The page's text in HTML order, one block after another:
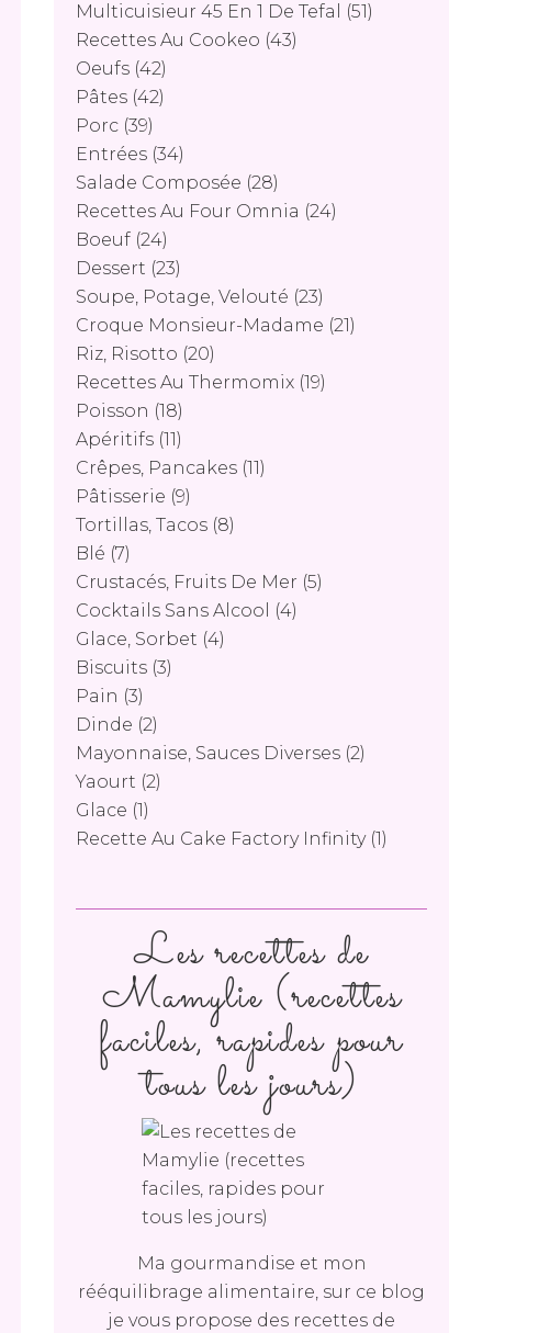
Multicuisieur 45 En 1 De Tefal
(51)
Recettes Au Cookeo (43)
Oeufs (42)
Pâtes (42)
Porc (39)
Entrées (34)
Salade Composée (28)
Recettes Au Four Omnia (24)
Boeuf (24)
Dessert (23)
Soupe, Potage, Velouté (23)
Croque Monsieur-Madame (21)
Riz, Risotto (20)
Recettes Au Thermomix (19)
Poisson (18)
Apéritifs (11)
Crêpes, Pancakes (11)
Pâtisserie (9)
Tortillas, Tacos (8)
Blé (7)
Crustacés, Fruits De Mer (5)
Cocktails Sans Alcool
(4)
Glace, Sorbet (4)
Biscuits (3)
Pain (3)
Dinde (2)
Mayonnaise, Sauces Diverses (2)
Yaourt (2)
Glace (1)
Recette Au Cake Factory Infinity(1)
Les recettes de
Mamylie (recettes
faciles, rapides pour
tous les jours)
Ma gourmandise et mon
rééquilibrage alimentaire, sur ce blog
je vous propose des recettes de